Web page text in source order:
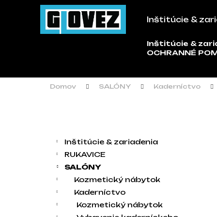
Prejsť na obsah
Inštitúcie &
Inštitúcie &
OCHRANNÉ
Domov SALÓNY Kaderníctvo
Inštitúcie & zariadenia
RUKAVICE
SALÓNY
Kozmetický nábytok
Kaderníctvo
Kozmetický nábytok
Späť
Späť